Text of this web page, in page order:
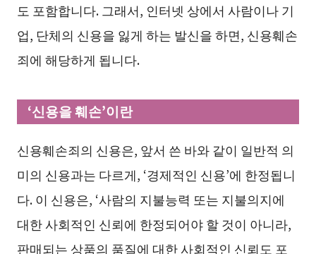
도 포함합니다. 그래서, 인터넷 상에서 사람이나 기
업, 단체의 신용을 잃게 하는 발신을 하면, 신용훼손
죄에 해당하게 됩니다.
‘신용을 훼손’이란
신용훼손죄의 신용은, 앞서 쓴 바와 같이 일반적 의
미의 신용과는 다르게, ‘경제적인 신용’에 한정됩니
다. 이 신용은, ‘사람의 지불능력 또는 지불의지에
대한 사회적인 신뢰에 한정되어야 할 것이 아니라,
판매되는 상품의 품질에 대한 사회적인 신뢰도 포